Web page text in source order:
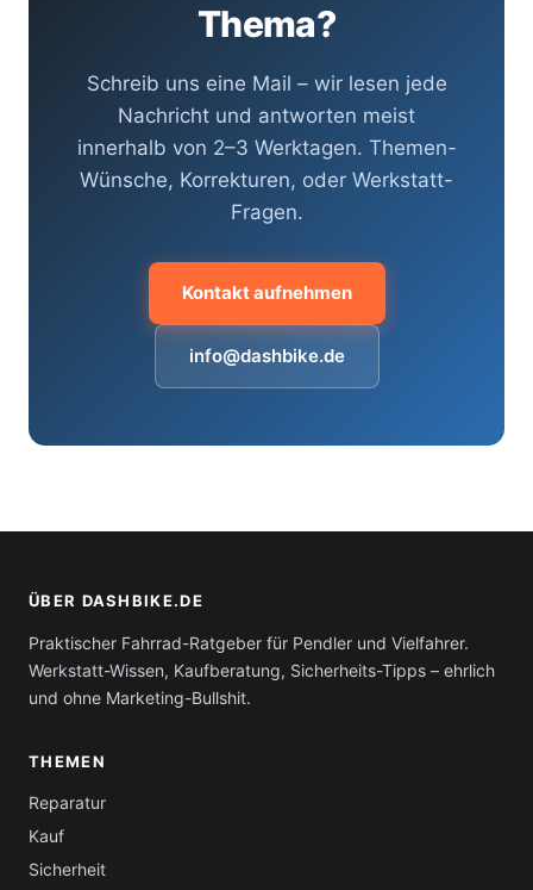
Thema?
Schreib uns eine Mail – wir lesen jede
Nachricht und antworten meist
innerhalb von 2–3 Werktagen. Themen-
Wünsche, Korrekturen, oder Werkstatt-
Fragen.
Kontakt aufnehmen
info@dashbike.de
ÜBER DASHBIKE.DE
Praktischer Fahrrad-Ratgeber für Pendler und Vielfahrer.
Werkstatt-Wissen, Kaufberatung, Sicherheits-Tipps – ehrlich
und ohne Marketing-Bullshit.
THEMEN
Reparatur
Kauf
Sicherheit